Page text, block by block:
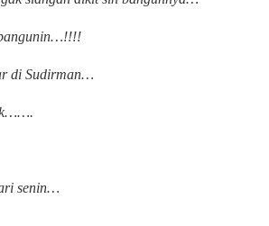
di Sudirman…
senin…